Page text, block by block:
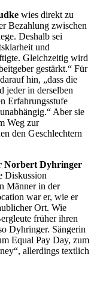
wies direkt zu
Bezahlung zwischen
Deshalb sei
und
Gleichzeitig wird
gestärkt.“ Für
hin, „dass die
jeder in derselben
Erfahrungsstufe
Aber sie
Weg zur
den Geschlechtern
Norbert Dyhringer
Diskussion
Männer in der
war er, wie er
Ort. Wie
früher ihren
Dyhringer. Sängerin
Equal Pay Day, zum
allerdings textlich